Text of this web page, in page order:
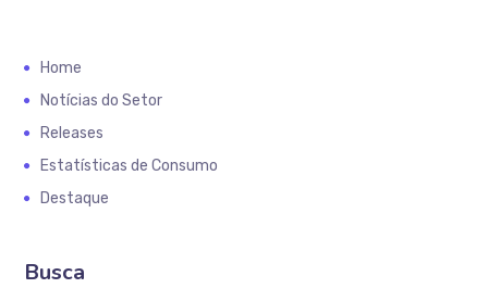
Home
Notícias do Setor
Releases
Estatísticas de Consumo
Destaque
Busca